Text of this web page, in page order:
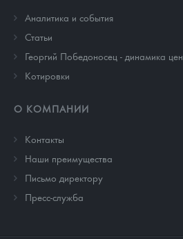
Аналитика и события
Cтатьи
Георгий Победоносец - динамика цен
Котировки
О КОМПАНИИ
Контакты
Наши преимущества
Письмо директору
Пресс-служба